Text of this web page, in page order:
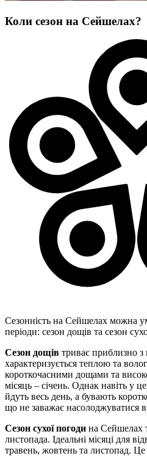
Коли сезон на Сейшелах?
Сезонність на Сейшелах можна
періоди: сезон дощів та сезон
Сезон дощів триває приблизно з
характеризується теплою та
короткочасними дощами та
місяць – січень. Однак навіть у
йдуть весь день, а бувають
що не заважає насолоджуватися
Сезон сухої погоди на Сейшелах
листопада. Ідеальні місяці для
травень, жовтень та листопад.